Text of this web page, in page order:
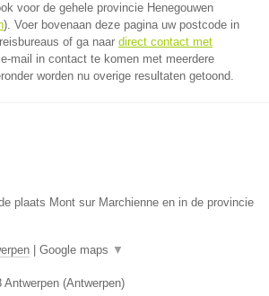
voor de gehele provincie Henegouwen
). Voer bovenaan deze pagina uw postcode in
of ga naar direct contact met
mail in contact te komen met meerdere
worden nu overige resultaten getoond.
plaats Mont sur Marchienne en in de provincie
Google maps ▼
Antwerpen (Antwerpen)